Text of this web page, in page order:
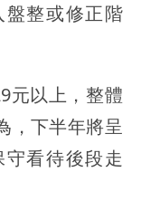
整或修正階
元以上，整體
，下半年將呈
看待後段走